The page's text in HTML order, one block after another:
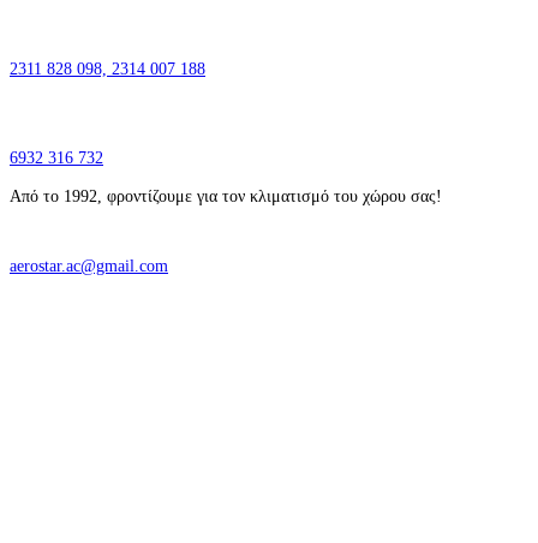
2311 828 098, 2314 007 188
6932 316 732
Από το 1992, φροντίζουμε για τον κλιματισμό του χώρου σας!
aerostar.ac@gmail.com